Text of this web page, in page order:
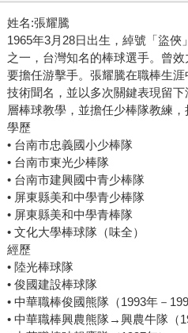
姓名:張耀騰
1965年3月28日出生，綽號「盜俠
之一，台灣知名的棒球選手。曾
要擔任游擊手。張耀騰在職棒生
技術聞名，並以多次關鍵表現留
層棒球教學，並擔任少棒隊教練，
學歷
• 台南市忠義國小少棒隊
• 台南市東光少棒隊
• 台南市建興國中青少棒隊
• 屏東縣美和中學青少棒隊
• 屏東縣美和中學青棒隊
• 文化大學棒球隊（味全）
經歷
• 陸光棒球隊
• 俊國建設棒球隊
• 中華職棒俊國熊隊（1993年－
• 中華職棒興農熊隊→興農牛隊（